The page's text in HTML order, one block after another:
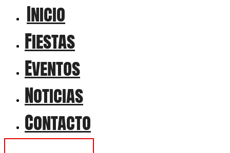
Inicio
Fiestas
Eventos
Noticias
Contacto